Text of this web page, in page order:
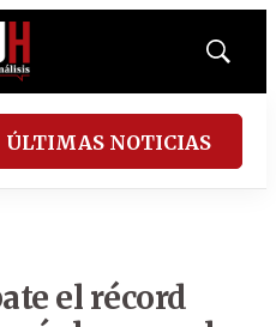
Mostrar
ÚLTIMAS NOTICIAS
el récord